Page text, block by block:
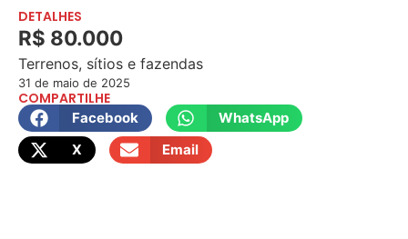
DETALHES
R$ 80.000
Terrenos, sítios e fazendas
31 de maio de 2025
COMPARTILHE
Facebook
WhatsApp
X
Email